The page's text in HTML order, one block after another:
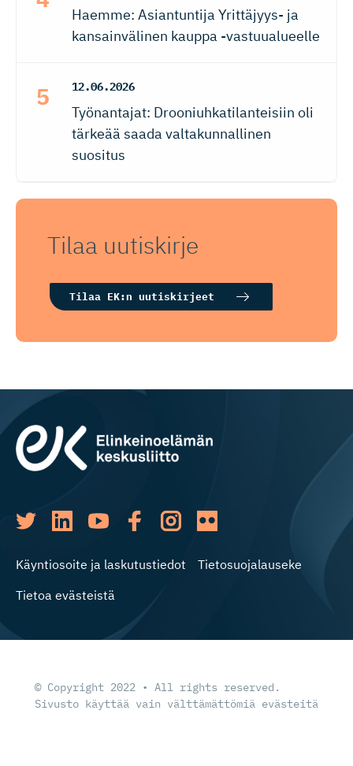
Haemme: Asiantuntija Yrittäjyys- ja
kansainvälinen kauppa -vastuualueelle
12.06.2026
Työnantajat: Drooniuhkatilanteisiin oli
tärkeää saada valtakunnallinen
suositus
Tilaa uutiskirje
Tilaa EK:n uutiskirjeet
Käyntiosoite ja laskutustiedot
Tietosuojalauseke
Tietoa evästeistä
© Copyright 2022 • All rights reserved.
Sivusto käyttää vain välttämättömiä evästeitä